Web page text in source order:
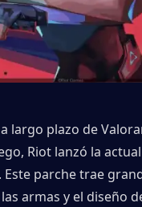
largo plazo de
Riot lanzó la
parche trae
armas y el diseño